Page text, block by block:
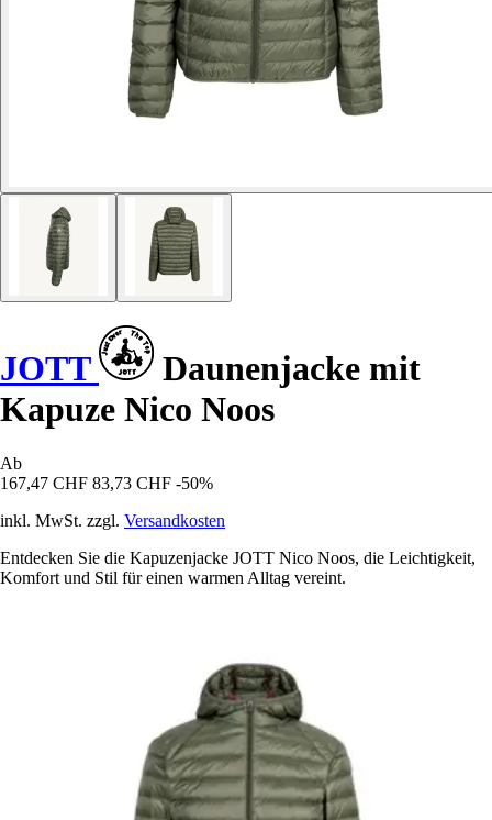
JOTT
Daunenjacke mit
Kapuze Nico Noos
Ab
167,47 CHF 83,73 CHF -50%
inkl. MwSt. zzgl. Versandkosten
Entdecken Sie die Kapuzenjacke JOTT Nico Noos, die Leichtigkeit,
Komfort und Stil für einen warmen Alltag vereint.